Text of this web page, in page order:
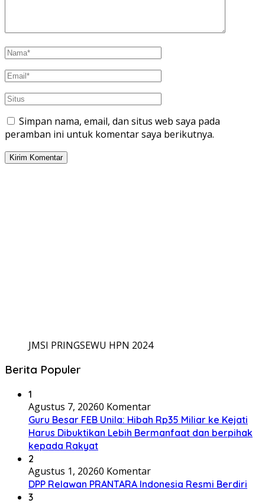
Simpan nama, email, dan situs web saya pada
peramban ini untuk komentar saya berikutnya.
JMSI PRINGSEWU HPN 2024
Berita Populer
1
Agustus 7, 20260 Komentar
Guru Besar FEB Unila: Hibah Rp35 Miliar ke Kejati
Harus Dibuktikan Lebih Bermanfaat dan berpihak
kepada Rakyat
2
Agustus 1, 20260 Komentar
DPP Relawan PRANTARA Indonesia Resmi Berdiri
3